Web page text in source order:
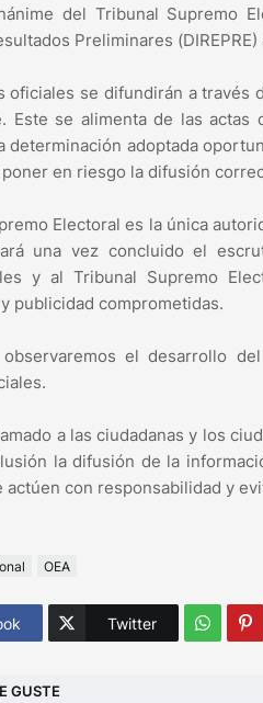
del Tribunal Supremo
Preliminares
oficiales se difundirán a través
Este se alimenta de las
determinación adoptada
en riesgo la difusión
Electoral es la única
una vez concluido el
y al Tribunal Supremo
publicidad comprometidas.
observaremos el desarrollo
a las ciudadanas y los
la difusión de la
actúen con responsabilidad y
OEA
Twitter
GUSTE